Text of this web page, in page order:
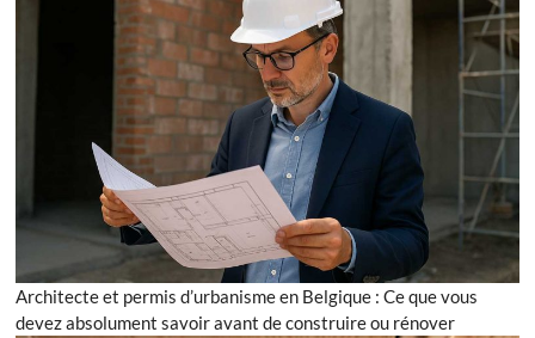
Architecte et permis d’urbanisme en Belgique : Ce que vous
devez absolument savoir avant de construire ou rénover